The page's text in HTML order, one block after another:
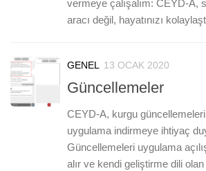
vermeye çalışalım: CEYD-A,
aracı değil, hayatınızı
GENEL 13 OCAK 2020
Güncellemeler
CEYD-A, kurgu
uygulama indirmeye ihtiyaç
Güncellemeleri uygulama
alır ve kendi geliştirme dili